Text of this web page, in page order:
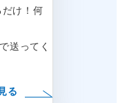
け！何
送ってく
る